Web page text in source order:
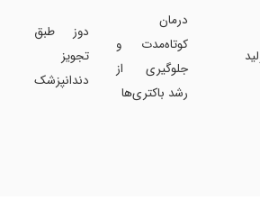
درمان
کوتاه‌مدت و
جلوگیری از
رشد باکتری‌ها
دوز طبق
تجویز
دندانپزشک